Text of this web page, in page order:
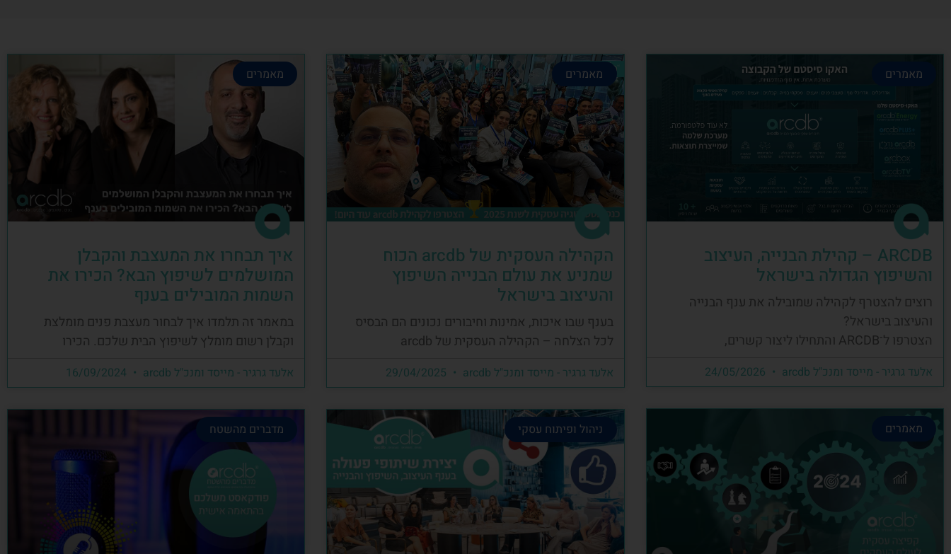
מאמרים
ARCDB – קהילת הבנייה, העיצוב
והשיפוץ הגדולה בישראל
רוצים להצטרף לקהילה שמובילה את ענף הבנייה
והעיצוב בישראל?
הצטרפו ל־ARCDB והתחילו ליצור קשרים,
אלעד גרגיר - מייסד ומנכ"ל arcdb
מאמרים
הקהילה העסקית של arcdb הכוח
שמניע את עולם הבנייה השיפוץ
והעיצוב בישראל
בענף שבו איכות, אמינות וחיבורים נכונים הם הבסיס
לכל הצלחה – הקהילה העסקית של arcdb
אלעד גרגיר - מייסד ומנכ"ל arcdb
מאמרים
איך תבחרו את המעצבת והקבלן
המושלמים לשיפוץ הבא? הכירו את
השמות המובילים בענף
במאמר זה תלמדו איך לבחור מעצבת פנים מומלצת
וקבלן רשום מומלץ לשיפוץ הבית שלכם. הכירו
אלעד גרגיר - מייסד ומנכ"ל arcdb
מאמרים ניהול ופיתוח עסקי מדברים מהשטח